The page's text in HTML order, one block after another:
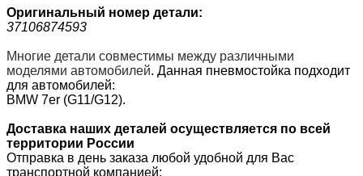
Оригинальный номер детали:
37106874593
Многие детали совместимы между различными
моделями автомобилей. Данная пневмостойка подходит
для автомобилей:
BMW 7er (G11/G12).
Доставка наших деталей осуществляется по всей
территории России
Отправка в день заказа любой удобной для Вас
транспортной компанией: